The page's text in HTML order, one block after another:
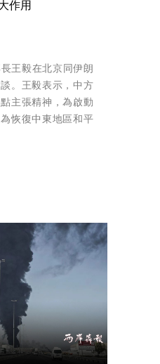
作用
王毅在北京同伊朗
。王毅表示，中方
主張精神，為啟動
恢復中東地區和平